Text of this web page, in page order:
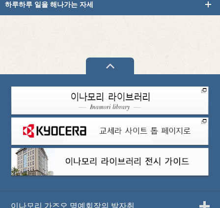
하루하루 일을 해나가는 자세
이나모리 가즈오 명예회장의 발자취